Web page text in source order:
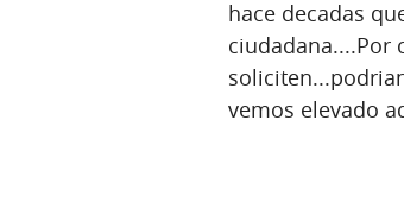
hace decadas
ciudadana....Por
vemos elevado